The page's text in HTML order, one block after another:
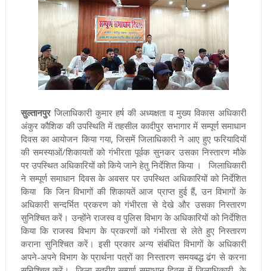
सुल्तानपुरजिलाधिकारी कुमार हर्ष की अध्यक्षता व मुख्य विकास अधिकारी
अंकुर कौशिक की उपस्थिति में तहसील कादीपुर सभागार में सम्पूर्ण समाधान
दिवस का आयोजन किया गया, जिसमें जिलाधिकारी ने आए हुए फरियादियों
की समस्याओं/शिकायतों को गंभीरता पूर्वक सुनकर उसका निस्तारण मौके
पर उपस्थित अधिकारियों को किये जाने हेतु निर्देशित किया । जिलाधिकारी
ने सम्पूर्ण समाधान दिवस के अवसर पर उपस्थित अधिकारियों को निर्देशित
किया कि जिन विभागों की शिकायतें आज प्राप्त हुई हैं, उन विभागों के
अधिकारी सन्दर्भित प्रकरण को गंभीरता से देखे और उसका निस्तारण
सुनिश्चित करें। उन्होंने राजस्व व पुलिस विभाग के अधिकारियों को निर्देशित
किया कि राजस्व विभाग के प्रकरणों को गंभीरता से लेते हुए निस्तारण
कराना सुनिश्चित करें। इसी प्रकार अन्य संबंधित विभागों के अधिकारी
अपने-अपने विभाग के प्रार्थना पत्रों का निस्तारण समयबद्ध ढंग से करना